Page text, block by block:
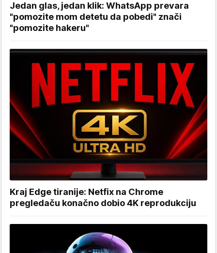
Jedan glas, jedan klik: WhatsApp prevara
"pomozite mom detetu da pobedi" znači
"pomozite hakeru"
Kraj Edge tiranije: Netfix na Chrome
pregledaču konačno dobio 4K reprodukciju